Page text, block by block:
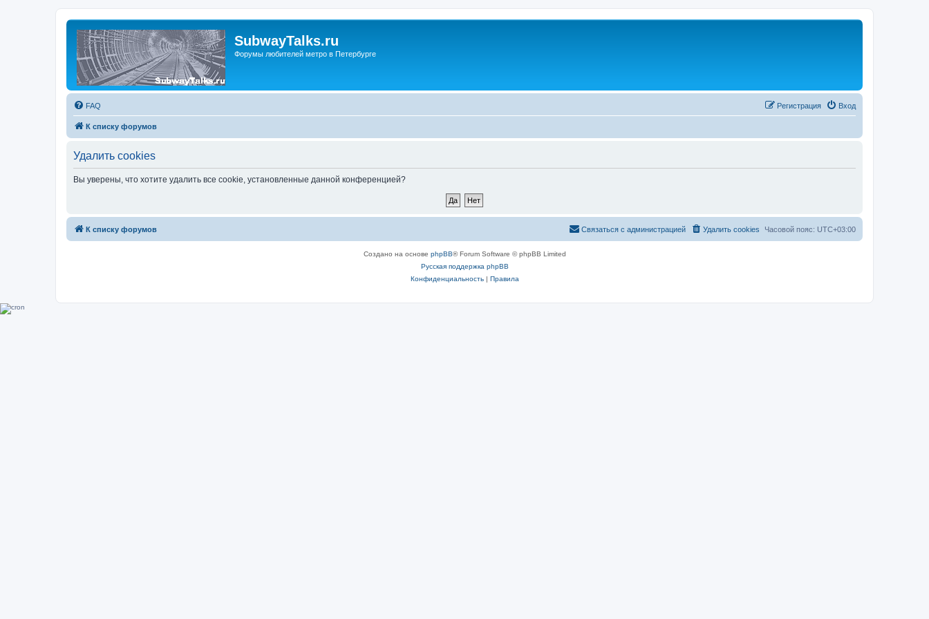
SubwayTalks.ru
Форумы любителей метро в Петербурге
FAQ Вход
Регистрация
К списку форумов
Удалить cookies
Вы уверены, что хотите удалить все cookie, установленные данной конференцией?
К списку форумов Часовой пояс: UTC+03:00
Удалить cookies
Связаться с администрацией
Создано на основе phpBB® Forum Software © phpBB Limited
Русская поддержка phpBB
Конфиденциальность| Правила